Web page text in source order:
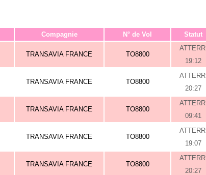
Compagnie N° de Vol Statut
TRANSAVIA FRANCE TO8800
ATTERRI
19:12
TRANSAVIA FRANCE TO8800
ATTERRI
20:27
TRANSAVIA FRANCE TO8800
ATTERRI
09:41
TRANSAVIA FRANCE TO8800
ATTERRI
19:07
TRANSAVIA FRANCE TO8800
ATTERRI
20:27